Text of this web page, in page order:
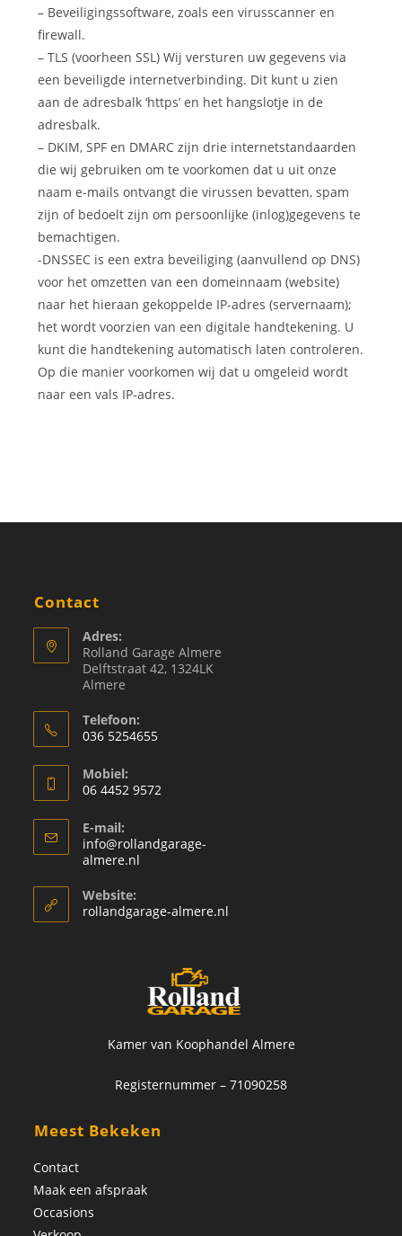
– Beveiligingssoftware, zoals een virusscanner en
firewall.
– TLS (voorheen SSL) Wij versturen uw gegevens via
een beveiligde internetverbinding. Dit kunt u zien
aan de adresbalk ‘https’ en het hangslotje in de
adresbalk.
– DKIM, SPF en DMARC zijn drie internetstandaarden
die wij gebruiken om te voorkomen dat u uit onze
naam e-mails ontvangt die virussen bevatten, spam
zijn of bedoelt zijn om persoonlijke (inlog)gegevens te
bemachtigen.
-DNSSEC is een extra beveiliging (aanvullend op DNS)
voor het omzetten van een domeinnaam (website)
naar het hieraan gekoppelde IP-adres (servernaam);
het wordt voorzien van een digitale handtekening. U
kunt die handtekening automatisch laten controleren.
Op die manier voorkomen wij dat u omgeleid wordt
naar een vals IP-adres.
Contact
Adres:
Rolland Garage Almere
Delftstraat 42, 1324LK
Almere
Telefoon:
036 5254655
Mobiel:
06 4452 9572
E-mail:
info@rollandgarage-
almere.nl
Website:
rollandgarage-almere.nl
Kamer van Koophandel Almere
Registernummer – 71090258
Meest Bekeken
Contact
Maak een afspraak
Occasions